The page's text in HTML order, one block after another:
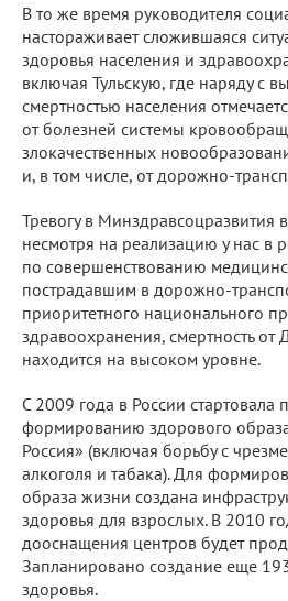
В то же время руководителя
настораживает сложившаяся
здоровья населения и
включая Тульскую, где наряду с
смертностью населения
от болезней системы
злокачественных
и, в том числе, от дорожно-
Тревогу в Минздравсоцразвития
несмотря на реализацию у нас в
по совершенствованию
пострадавшим в дорожно-
приоритетного национального
здравоохранения, смертность
находится на высоком уровне.
С 2009 года в России стартовала
формированию здорового
Россия» (включая борьбу с
алкоголя и табака). Для
образа жизни создана
здоровья для взрослых. В 2010
дооснащения центров будет
Запланировано создание еще
здоровья.